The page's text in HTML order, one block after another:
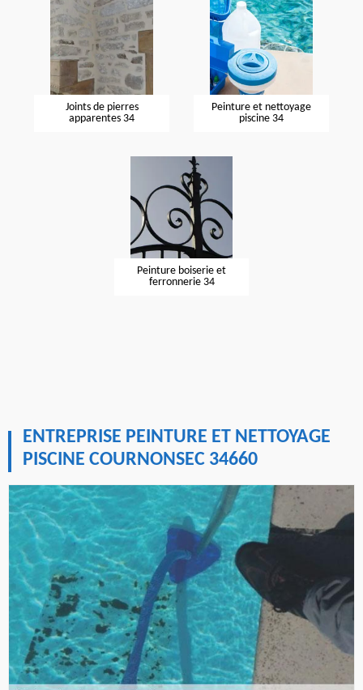
Joints de pierres
apparentes 34
Peinture et nettoyage
piscine 34
Peinture boiserie et
ferronnerie 34
ENTREPRISE PEINTURE ET NETTOYAGE
PISCINE COURNONSEC 34660